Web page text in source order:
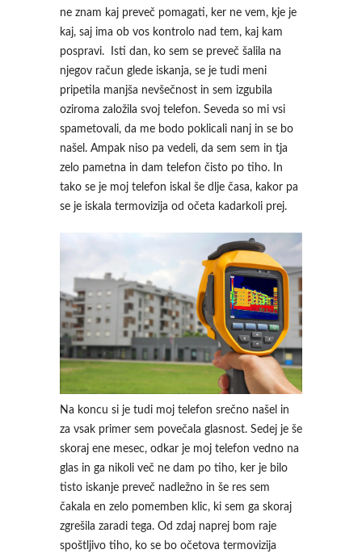
ne znam kaj preveč pomagati, ker ne vem, kje je
kaj, saj ima ob vos kontrolo nad tem, kaj kam
pospravi. Isti dan, ko sem se preveč šalila na
njegov račun glede iskanja, se je tudi meni
pripetila manjša nevšečnost in sem izgubila
oziroma založila svoj telefon. Seveda so mi vsi
spametovali, da me bodo poklicali nanj in se bo
našel. Ampak niso pa vedeli, da sem sem in tja
zelo pametna in dam telefon čisto po tiho. In
tako se je moj telefon iskal še dlje časa, kakor pa
se je iskala termovizija od očeta kadarkoli prej.
Na koncu si je tudi moj telefon srečno našel in
za vsak primer sem povečala glasnost. Sedej je še
skoraj ene mesec, odkar je moj telefon vedno na
glas in ga nikoli več ne dam po tiho, ker je bilo
tisto iskanje preveč nadležno in še res sem
čakala en zelo pomemben klic, ki sem ga skoraj
zgrešila zaradi tega. Od zdaj naprej bom raje
spoštljivo tiho, ko se bo očetova termovizija